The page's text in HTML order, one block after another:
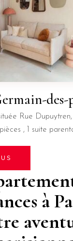
des-
Rue
, 1 suite
à